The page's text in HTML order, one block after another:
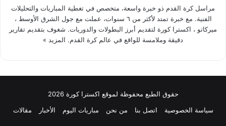
مراسل كرة القدم ذو خبرة واسعة، متخصص في تغطية المباريات والتحليلات
الفنية. مع خبرة تمتد لأكثر من ٦ سنوات، عملت مع جول الشرق الأوسط ،
ميركاتو ، اكسترا كورة لتقديم أبرز البطولات والدوريات. شغوف بتقديم تقارير
دقيقة وملامسة للواقع في عالم كرة القدم. المزيد »
حقوق الطبع محفوظة لموقع اكسترا كورة 2026
سياسة الخصوصية
اتصل بنا من نحن مباريات اليوم الأخبار مقالات